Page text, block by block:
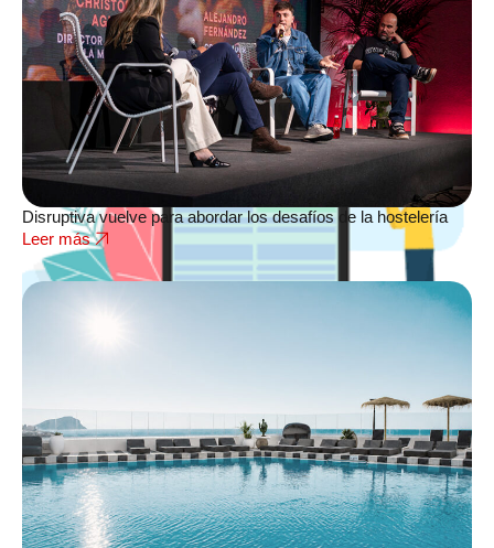
Disruptiva vuelve para abordar los desafíos de la hostelería
Leer más